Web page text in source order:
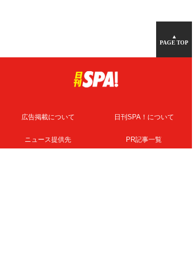
▲
PAGE TOP
広告掲載について 日刊SPA！について
ニュース提供先 PR記事一覧